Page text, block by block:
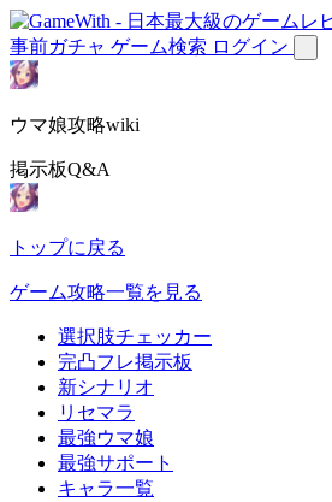
事前ガチャ ゲーム検索 ログイン
ウマ娘攻略wiki
掲示板Q&A
トップに戻る
ゲーム攻略一覧を見る
選択肢チェッカー
完凸フレ掲示板
新シナリオ
リセマラ
最強ウマ娘
最強サポート
キャラ一覧